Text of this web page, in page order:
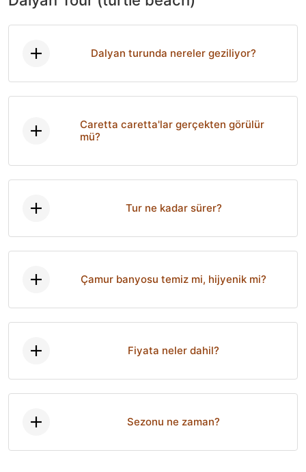
Dalyan turunda nereler geziliyor?
Caretta caretta'lar gerçekten görülür
mü?
Tur ne kadar sürer?
Çamur banyosu temiz mi, hijyenik mi?
Fiyata neler dahil?
Sezonu ne zaman?